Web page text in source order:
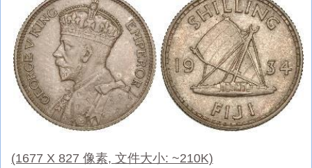
(1677 X 827 像素, 文件大小: ~210K)